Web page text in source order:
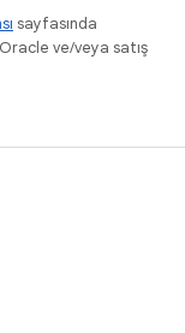
sayfasında
ve/veya satış